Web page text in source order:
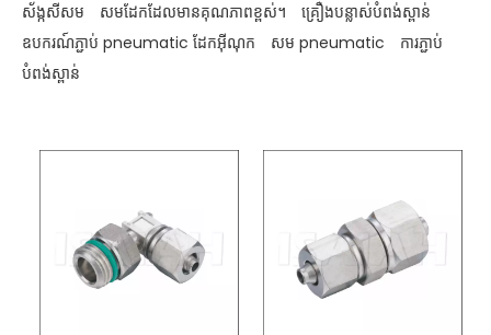
ស័ង្កសីសម
សមដែកដែលមានគុណភាពខ្ពស់។
គ្រឿងបន្លាស់បំពង់ស្ពាន់
ឧបករណ៍ភ្ជាប់ pneumatic ដែកអ៊ីណុក
សម pneumatic
ការភ្ជាប់
បំពង់ស្ពាន់